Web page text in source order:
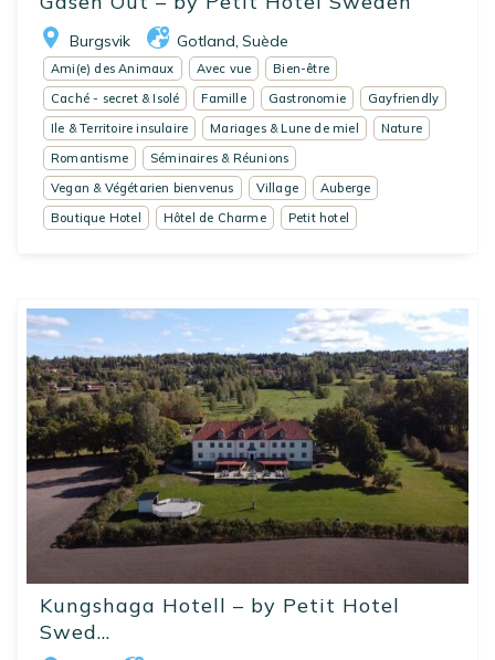
Burgsvik Gotland Suède
Ami(e) des Animaux Avec vue
Bien-être
Caché - secret & Isolé
Famille Gastronomie
Gayfriendly
Ile & Territoire insulaire
Mariages & Lune de miel
Nature
Romantisme
Séminaires & Réunions
Vegan & Végétarien bienvenus
Village
Auberge
Boutique Hotel
Hôtel de Charme Petit hotel
Kungshaga Hotell – by Petit Hotel
Swed...